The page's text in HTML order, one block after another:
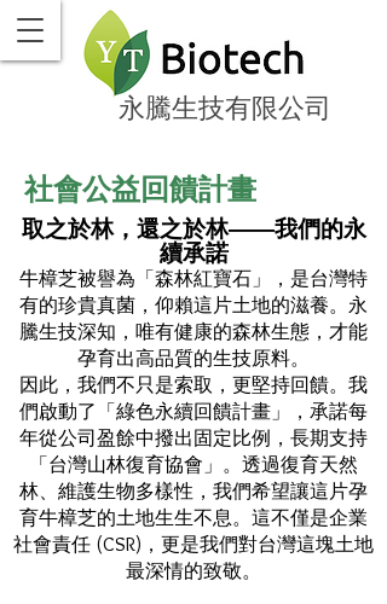
永騰生技有限公司
社會公益回饋計畫
取之於林，還之於林——我們的永
續承諾
牛樟芝被譽為「森林紅寶石」，是台灣特
有的珍貴真菌，仰賴這片土地的滋養。永
騰生技深知，唯有健康的森林生態，才能
孕育出高品質的生技原料。
因此，我們不只是索取，更堅持回饋。我
們啟動了「綠色永續回饋計畫」，承諾每
年從公司盈餘中撥出固定比例，長期支持
「台灣山林復育協會」。透過復育天然
林、維護生物多樣性，我們希望讓這片孕
育牛樟芝的土地生生不息。這不僅是企業
社會責任 (CSR)，更是我們對台灣這塊土地
最深情的致敬。